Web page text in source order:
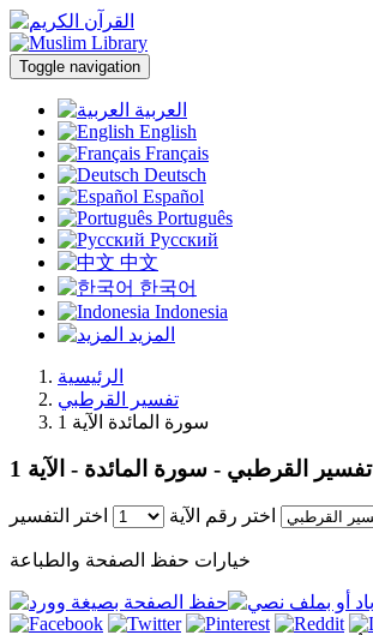
Toggle navigation
العربية
English
Français
Deutsch
Español
Português
Русский
中文
한국어
Indonesia
المزيد
الرئيسية
تفسير القرطبي
سورة المائدة الآية 1
تفسير القرطبي - سورة المائدة - الآية 1
اختر رقم الآية اختر التفسير
خيارات حفظ الصفحة والطباعة